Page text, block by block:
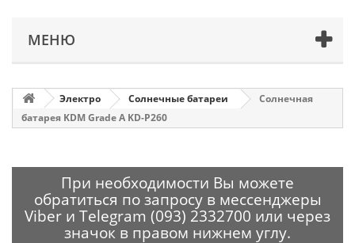
МЕНЮ
Электро Солнечные батареи
Солнечная
батарея KDM Grade A KD-P260
При необходимости Вы можете
обратиться по запросу в мессенджеры
Viber и Telegram (093) 2332700 или через
значок в правом нижнем углу.